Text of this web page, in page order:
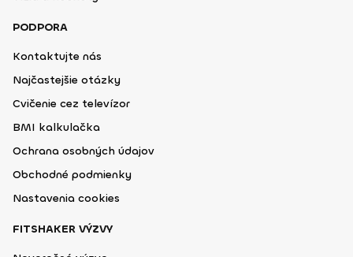
PODPORA
Kontaktujte nás
Najčastejšie otázky
Cvičenie cez televízor
BMI kalkulačka
Ochrana osobných údajov
Obchodné podmienky
Nastavenia cookies
FITSHAKER VÝZVY